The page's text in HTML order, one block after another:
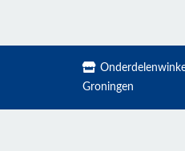
Groningen